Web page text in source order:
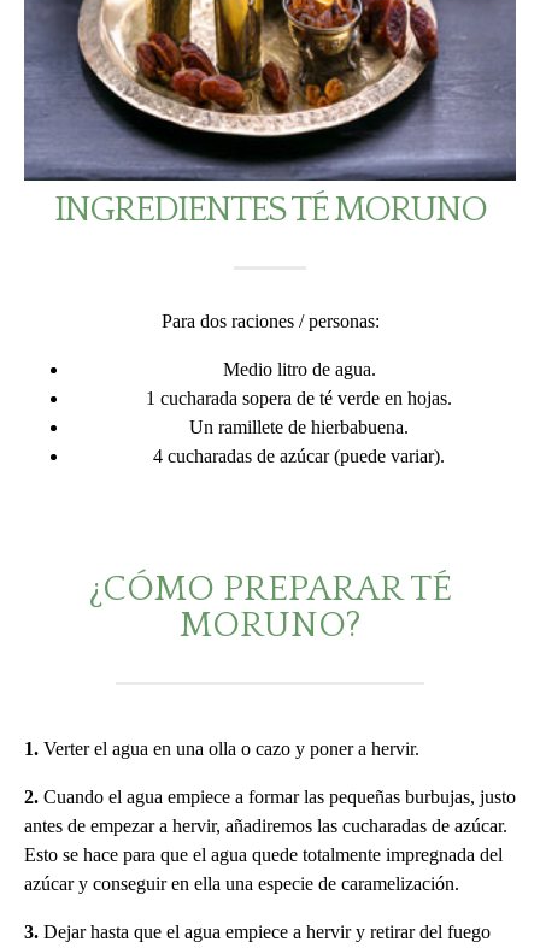
INGREDIENTES TÉ MORUNO
Para dos raciones / personas:
Medio litro de agua.
1 cucharada sopera de té verde en hojas.
Un ramillete de hierbabuena.
4 cucharadas de azúcar (puede variar).
¿CÓMO PREPARAR TÉ
MORUNO?
1. Verter el agua en una olla o cazo y poner a hervir.
2. Cuando el agua empiece a formar las pequeñas burbujas, justo
antes de empezar a hervir, añadiremos las cucharadas de azúcar.
Esto se hace para que el agua quede totalmente impregnada del
azúcar y conseguir en ella una especie de caramelización.
3. Dejar hasta que el agua empiece a hervir y retirar del fuego